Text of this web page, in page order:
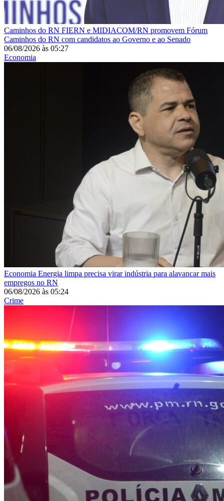
Caminhos do RN FIERN e MIDIACOM/RN promovem Fórum
Caminhos do RN com candidatos ao Governo e ao Senado
06/08/2026 às 05:27
Economia
Economia Energia limpa precisa virar indústria para alavancar mais
empregos no RN
06/08/2026 às 05:24
Crime